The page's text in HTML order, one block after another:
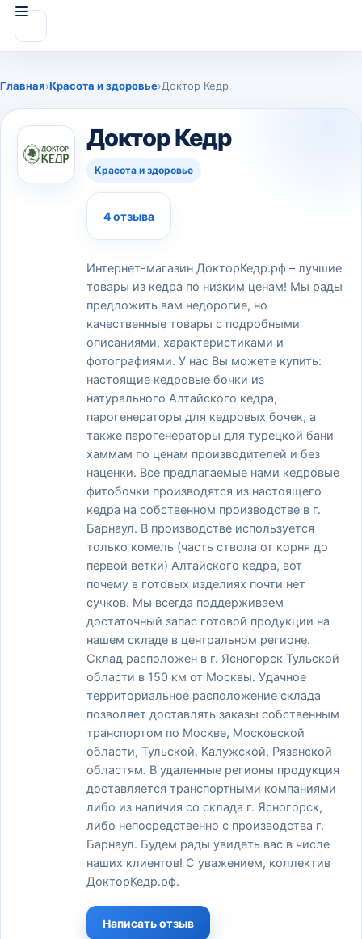
Главная›Красота и здоровье›Доктор Кедр
Доктор Кедр
Красота и здоровье
4 отзыва
Интернет-магазин ДокторКедр.рф – лучшие
товары из кедра по низким ценам! Мы рады
предложить вам недорогие, но
качественные товары с подробными
описаниями, характеристиками и
фотографиями. У нас Вы можете купить:
настоящие кедровые бочки из
натурального Алтайского кедра,
парогенераторы для кедровых бочек, а
также парогенераторы для турецкой бани
хаммам по ценам производителей и без
наценки. Все предлагаемые нами кедровые
фитобочки производятся из настоящего
кедра на собственном производстве в г.
Барнаул. В производстве используется
только комель (часть ствола от корня до
первой ветки) Алтайского кедра, вот
почему в готовых изделиях почти нет
сучков. Мы всегда поддерживаем
достаточный запас готовой продукции на
нашем складе в центральном регионе.
Склад расположен в г. Ясногорск Тульской
области в 150 км от Москвы. Удачное
территориальное расположение склада
позволяет доставлять заказы собственным
транспортом по Москве, Московской
области, Тульской, Калужской, Рязанской
областям. В удаленные регионы продукция
доставляется транспортными компаниями
либо из наличия со склада г. Ясногорск,
либо непосредственно с производства г.
Барнаул. Будем рады увидеть вас в числе
наших клиентов! С уважением, коллектив
ДокторКедр.рф.
Написать отзыв